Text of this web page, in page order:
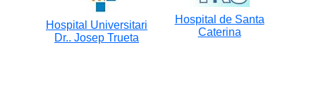
Hospital Universitari
Dr.. Josep Trueta
Hospital de Santa
Caterina